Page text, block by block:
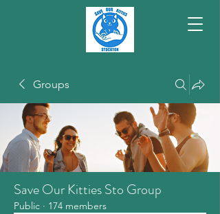
Groups
Save Our Kitties Sto Group
Public · 174 members